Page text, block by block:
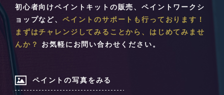
初心者向けペイントキットの販売、ペイントワークシ
ョップなど、 ペイントのサポートも行っております！
まずはチャレンジしてみることから、はじめてみませ
んか？
お気軽にお問い合わせください。
ペイントの写真をみる